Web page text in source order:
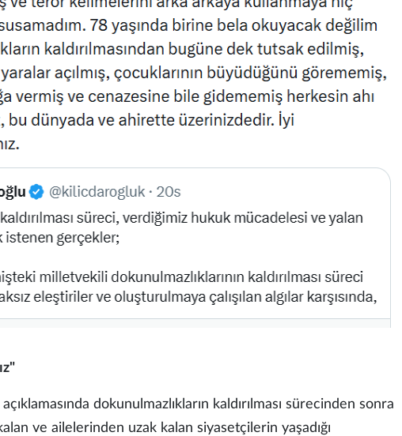
dokunulmazlıkların kaldırılması sürecinden sonra
ve ailelerinden uzak kalan siyasetçilerin yaşadığı